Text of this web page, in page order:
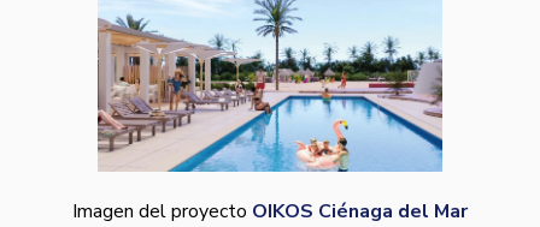
Imagen del proyecto OIKOS Ciénaga del Mar